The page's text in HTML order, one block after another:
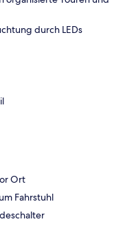
durch LEDs
Ort
Fahrstuhl